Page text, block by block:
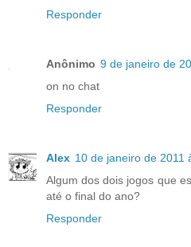
Responder
Anônimo 9 de janeiro de
on no chat
Responder
Alex 10 de janeiro de 2011
Algum dos dois jogos que
até o final do ano?
Responder